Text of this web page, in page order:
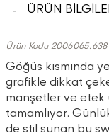
ÜRÜN
Ürün Kodu 2006065.638
Göğüs kısmında
grafikle dikkat
manşetler ve etek
tamamlıyor.
de stil sunan bu